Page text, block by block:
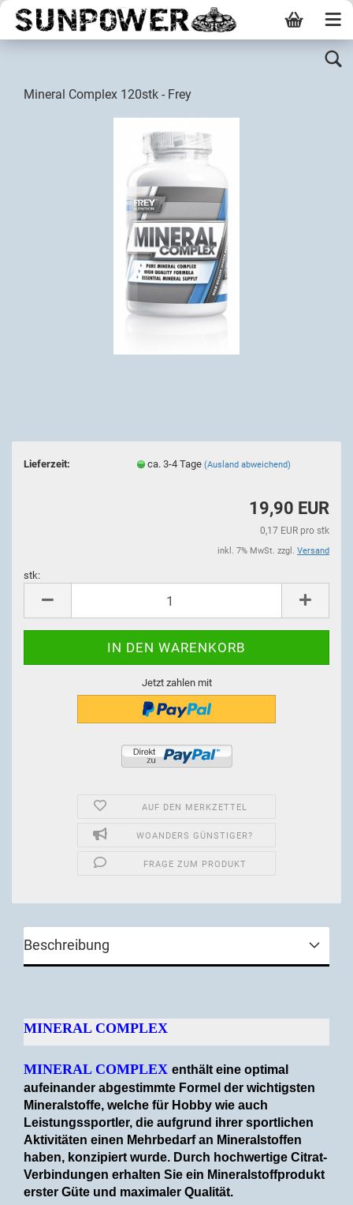
Mineral Complex 120stk - Frey
Lieferzeit: ca. 3-4 Tage(Ausland abweichend)
19,90 EUR
0,17 EUR pro stk
inkl. 7% MwSt. zzgl. Versand
stk:
Jetzt zahlen mit
AUF DEN MERKZETTEL
WOANDERS GÜNSTIGER?
FRAGE ZUM PRODUKT
Beschreibung
MINERAL COMPLEX
MINERAL COMPLEX enthält eine optimal
aufeinander abgestimmte Formel der wichtigsten
Mineralstoffe, welche für Hobby wie auch
Leistungssportler, die aufgrund ihrer sportlichen
Aktivitäten einen Mehrbedarf an Mineralstoffen
haben, konzipiert wurde. Durch hochwertige Citrat-
Verbindungen erhalten Sie ein Mineralstoffprodukt
erster Güte und maximaler Qualität.